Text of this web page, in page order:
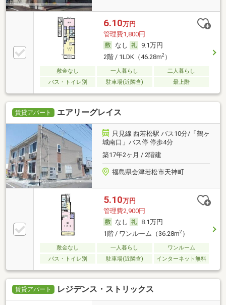
6.10万円
管理費1,800円
なし
9.1万円
2階 / 1LDK（46.28m2）
敷金なし 一人暮らし
二人暮らし
バス・トイレ別
駐車場(近隣含) 最上階
賃貸アパート エアリーグレイス
只見線 西若松駅 バス10分/「鶴ヶ
城南口」バス停 停歩4分
築17年2ヶ月 / 2階建
福島県会津若松市天神町
5.10万円
管理費2,900円
なし
8.1万円
1階 / ワンルーム（36.28m2）
敷金なし 一人暮らし
ワンルーム
バス・トイレ別
駐車場(近隣含) インターネット無料
賃貸アパート レジデンス・ストリックス